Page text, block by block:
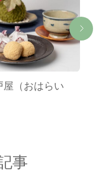
屋（おはらい
事